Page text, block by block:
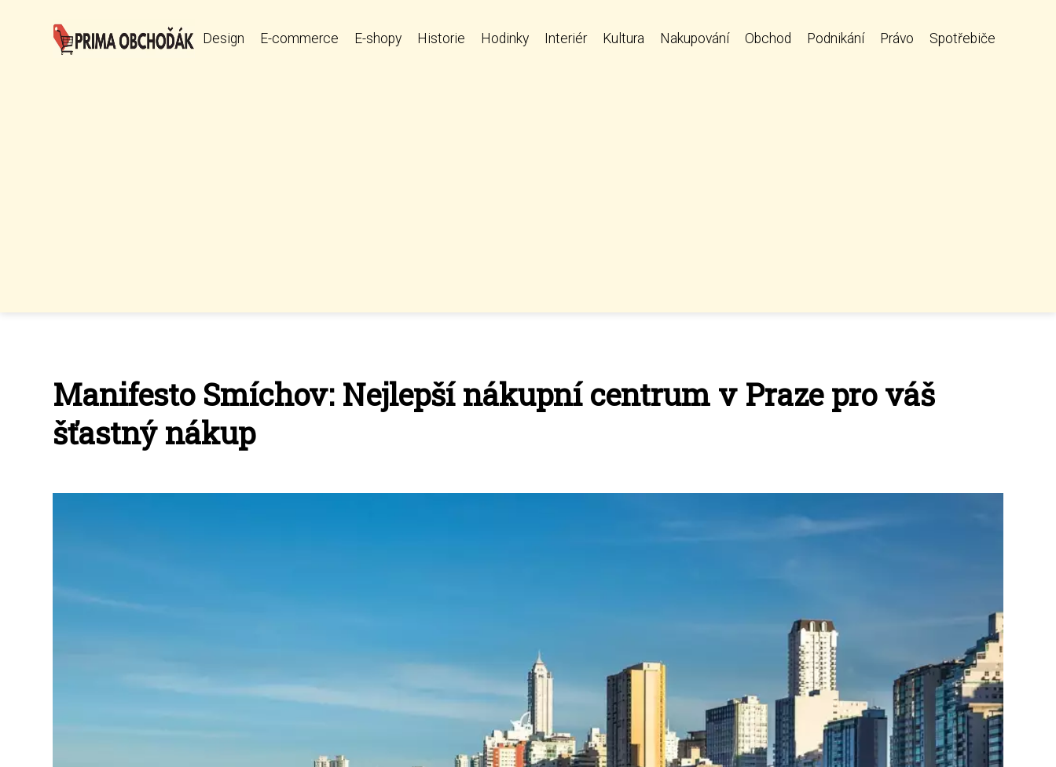
Design E-commerce E-shopy Historie Hodinky Interiér Kultura Nakupování Obchod Podnikání Právo Spotřebiče
Manifesto Smíchov: Nejlepší nákupní centrum v Praze pro váš
šťastný nákup